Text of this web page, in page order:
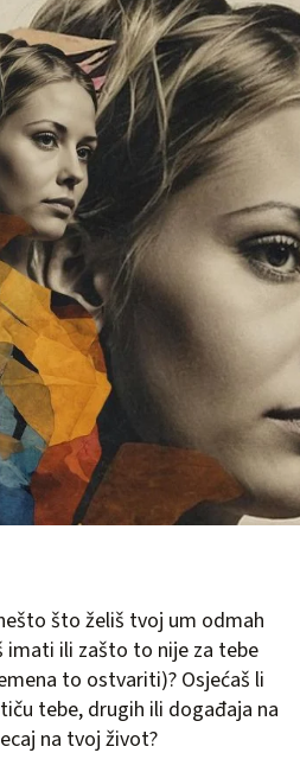
što želiš tvoj um odmah
imati ili zašto to nije za tebe
to ostvariti)? Osjećaš li
tebe, drugih ili događaja na
na tvoj život?